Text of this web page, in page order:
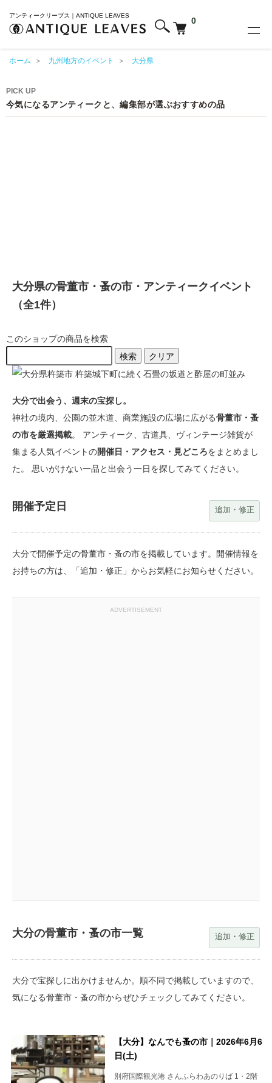
アンティークリーブス｜ANTIQUE LEAVES
0
ホーム ＞ 九州地方のイベント ＞ 大分県
PICK UP
今気になるアンティークと、編集部が選ぶおすすめの品
大分県の骨董市・蚤の市・アンティークイベント
（全1件）
このショップの商品を検索
検索 クリア
大分で出会う、週末の宝探し。
神社の境内、公園の並木道、商業施設の広場に広がる骨董市・蚤
の市を厳選掲載。 アンティーク、古道具、ヴィンテージ雑貨が
集まる人気イベントの開催日・アクセス・見どころをまとめまし
た。 思いがけない一品と出会う一日を探してみてください。
開催予定日 追加・修正
大分で開催予定の骨董市・蚤の市を掲載しています。開催情報を
お持ちの方は、「追加・修正」からお気軽にお知らせください。
ADVERTISEMENT
大分の骨董市・蚤の市一覧 追加・修正
大分で宝探しに出かけませんか。順不同で掲載していますので、
気になる骨董市・蚤の市からぜひチェックしてみてください。
【大分】なんでも蚤の市｜2026年6月6
日(土)
別府国際観光港 さんふらわあのりば 1・2階